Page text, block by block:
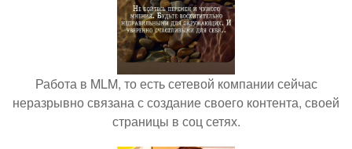
Работа в MLM, то есть сетевой компании сейчас
неразрывно связана с создание своего контента, своей
страницы в соц сетях.